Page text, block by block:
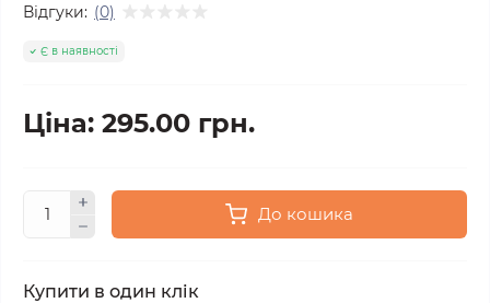
Відгуки: (0)
Є в наявності
Ціна: 295.00 грн.
До кошика
Купити в один клік